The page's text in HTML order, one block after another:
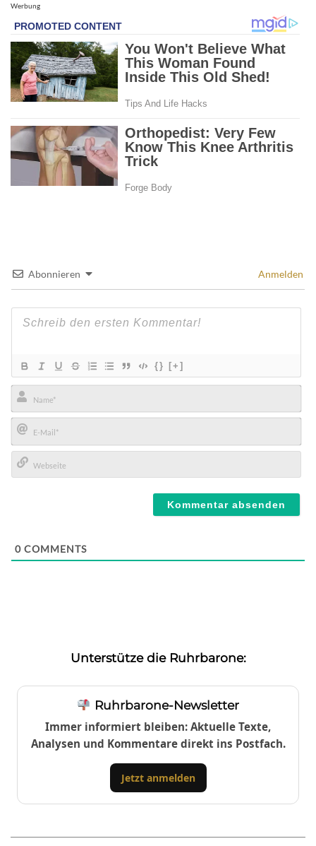
Werbung
Abonnieren Anmelden
{} [+]
Name*
E-
Mail*
0 COMMENTS
Unterstütze die Ruhrbarone:
Ruhrbarone-Newsletter
Immer informiert bleiben: Aktuelle Texte,
Analysen und Kommentare direkt ins Postfach.
Jetzt anmelden